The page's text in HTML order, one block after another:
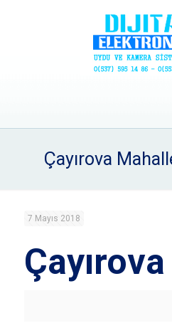
Çayırova
7 Mayıs 2018